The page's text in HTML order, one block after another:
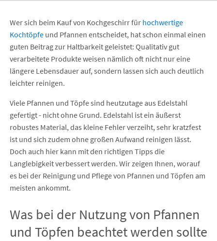
Wer sich beim Kauf von Kochgeschirr für hochwertige
Kochtöpfe und Pfannen entscheidet, hat schon einmal einen
guten Beitrag zur Haltbarkeit geleistet: Qualitativ gut
verarbeitete Produkte weisen nämlich oft nicht nur eine
längere Lebensdauer auf, sondern lassen sich auch deutlich
leichter reinigen.
Viele Pfannen und Töpfe sind heutzutage aus Edelstahl
gefertigt - nicht ohne Grund. Edelstahl ist ein äußerst
robustes Material, das kleine Fehler verzeiht, sehr kratzfest
ist und sich zudem ohne großen Aufwand reinigen lässt.
Doch auch hier kann mit den richtigen Tipps die
Langlebigkeit verbessert werden. Wir zeigen Ihnen, worauf
es bei der Reinigung und Pflege von Pfannen und Töpfen am
meisten ankommt.
Was bei der Nutzung von Pfannen
und Töpfen beachtet werden sollte